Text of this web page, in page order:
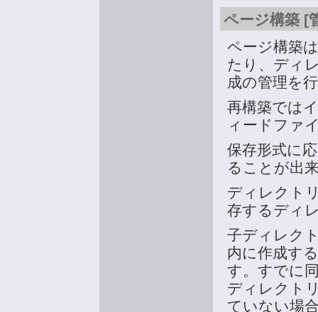
ページ構築 [
ページ構築
たり、ディ
成の管理を
再構築では
ィードファ
保存形式に
ることが出
ディレクト
存するディ
子ディレク
内に作成す
す。すでに
ディレクト
ていない場